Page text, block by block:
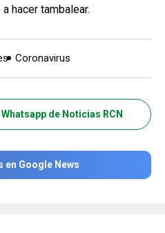
hacer tambalear.
Coronavirus
de Noticias RCN
en Google News